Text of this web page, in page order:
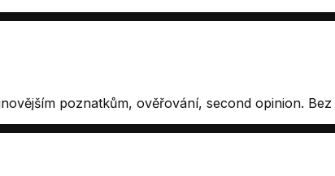
poznatkům, ověřování, second opinion.